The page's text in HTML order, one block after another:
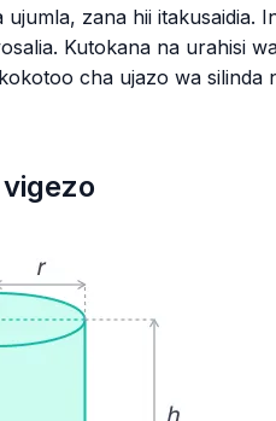
zana hii itakusaidia.
Kutokana na urahisi
cha ujazo wa